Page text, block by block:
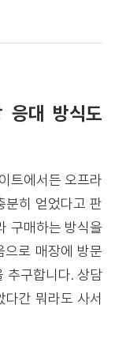
응대 방식도
트에서든 오프라
분히 얻었다고 판
구매하는 방식을
으로 매장에 방문
추구합니다. 상담
간 뭐라도 사서